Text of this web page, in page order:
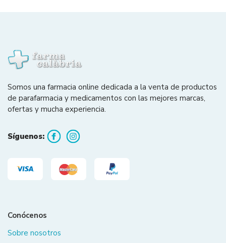
Somos una farmacia online dedicada a la venta de productos
de parafarmacia y medicamentos con las mejores marcas,
ofertas y mucha experiencia.
Síguenos:
Conócenos
Sobre nosotros